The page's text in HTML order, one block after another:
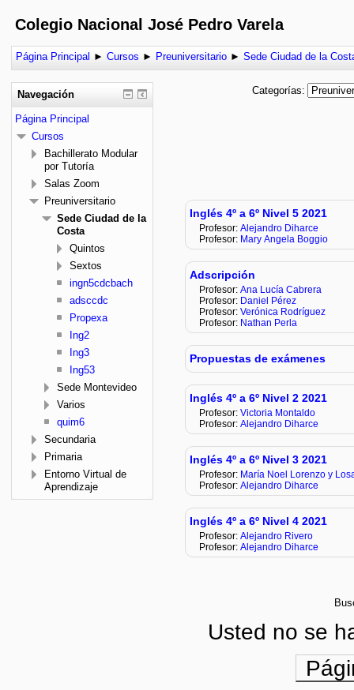
Colegio Nacional José Pedro Varela
Página Principal ► Cursos ► Preuniversitario ► Sede Ciudad de la
Categorías:
Inglés 4º a 6º Nivel 5 2021
Profesor:
Alejandro Diharce
Profesor: Mary Angela Boggio
Adscripción
Profesor: Ana Lucía Cabrera
Profesor: Daniel Pérez
Profesor: Verónica Rodríguez
Profesor: Nathan Perla
Propuestas de exámenes
Inglés 4º a 6º Nivel 2 2021
Profesor: Victoria Montaldo
Profesor:
Alejandro Diharce
Inglés 4º a 6º Nivel 3 2021
Profesor:
María Noel Lorenzo y
Profesor:
Alejandro Diharce
Inglés 4º a 6º Nivel 4 2021
Profesor: Alejandro Rivero
Profesor:
Alejandro Diharce
Navegación
Página Principal
Cursos
Bachillerato Modular
por Tutoría
Salas Zoom
Preuniversitario
Sede Ciudad de la
Costa
Quintos
Sextos
ingn5cdcbach
adsccdc
Propexa
Ing2
Ing3
Ing53
Sede Montevideo
Varios
quim6
Secundaria
Primaria
Entorno Virtual de
Aprendizaje
Usted no se